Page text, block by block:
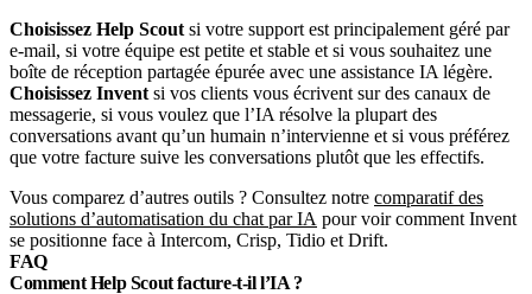
Choisissez Help Scout si votre support est principalement géré par
e-mail, si votre équipe est petite et stable et si vous souhaitez une
boîte de réception partagée épurée avec une assistance IA légère.
Choisissez Invent si vos clients vous écrivent sur des canaux de
messagerie, si vous voulez que l’IA résolve la plupart des
conversations avant qu’un humain n’intervienne et si vous préférez
que votre facture suive les conversations plutôt que les effectifs.
Vous comparez d’autres outils ? Consultez notre comparatif des
solutions d’automatisation du chat par IA pour voir comment Invent
se positionne face à Intercom, Crisp, Tidio et Drift.
FAQ
Comment Help Scout facture-t-il l’IA ?